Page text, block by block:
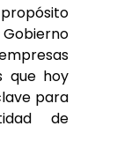
que hoy
para
de